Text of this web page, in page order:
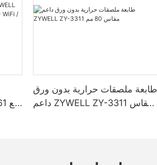
طابعة ملصقات حرارية بدون ورق
داعم ZYWELL ZY-3311 مقاس